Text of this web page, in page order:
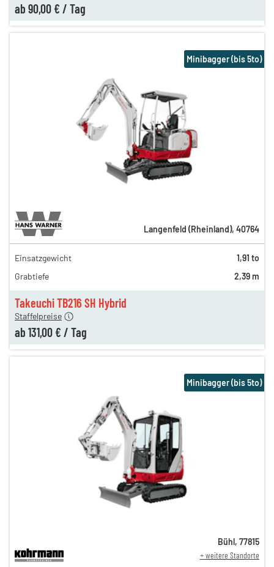
ab 90,00 € / Tag
Takeuchi TB216 SH Hybrid
237,00 €
193,00 €
Staffelpreise
ab 131,00 € / Tag
Minibagger (bis 5to)
Langenfeld (Rheinland), 40764
Einsatzgewicht
1,91 to
Grabtiefe
2,39 m
Minibagger (bis 5to)
Bühl, 77815
+ weitere Standorte